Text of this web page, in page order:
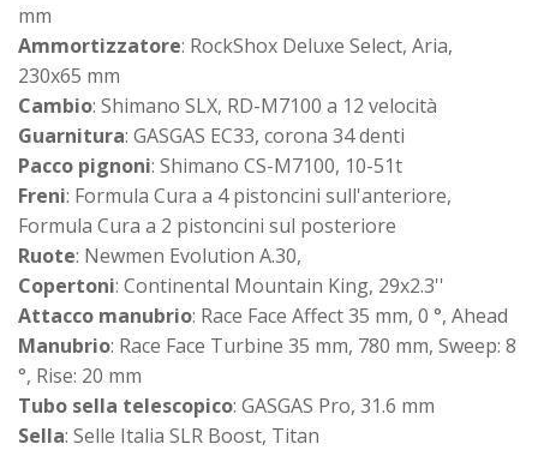
mm
Ammortizzatore: RockShox Deluxe Select, Aria,
230x65 mm
Cambio: Shimano SLX, RD-M7100 a 12 velocità
Guarnitura: GASGAS EC33, corona 34 denti
Pacco pignoni: Shimano CS-M7100, 10-51t
Freni: Formula Cura a 4 pistoncini sull'anteriore,
Formula Cura a 2 pistoncini sul posteriore
Ruote: Newmen Evolution A.30,
Copertoni: Continental Mountain King, 29x2.3''
Attacco manubrio: Race Face Affect 35 mm, 0 °, Ahead
Manubrio: Race Face Turbine 35 mm, 780 mm, Sweep: 8
°, Rise: 20 mm
Tubo sella telescopico: GASGAS Pro, 31.6 mm
Sella: Selle Italia SLR Boost, Titan